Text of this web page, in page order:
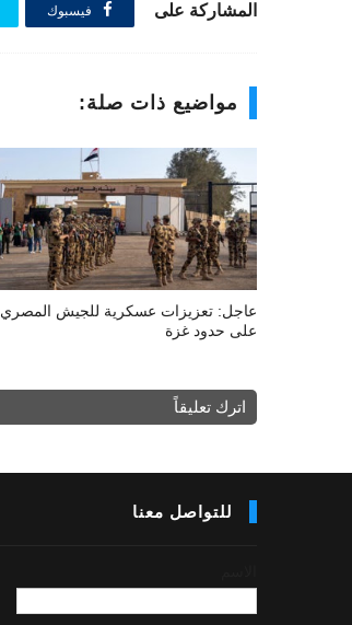
المشاركة على فيسبوك
مواضيع ذات صلة:
عاجل: تعزيزات عسكرية للجيش المصري
على حدود غزة
اترك تعليقاً
للتواصل معنا